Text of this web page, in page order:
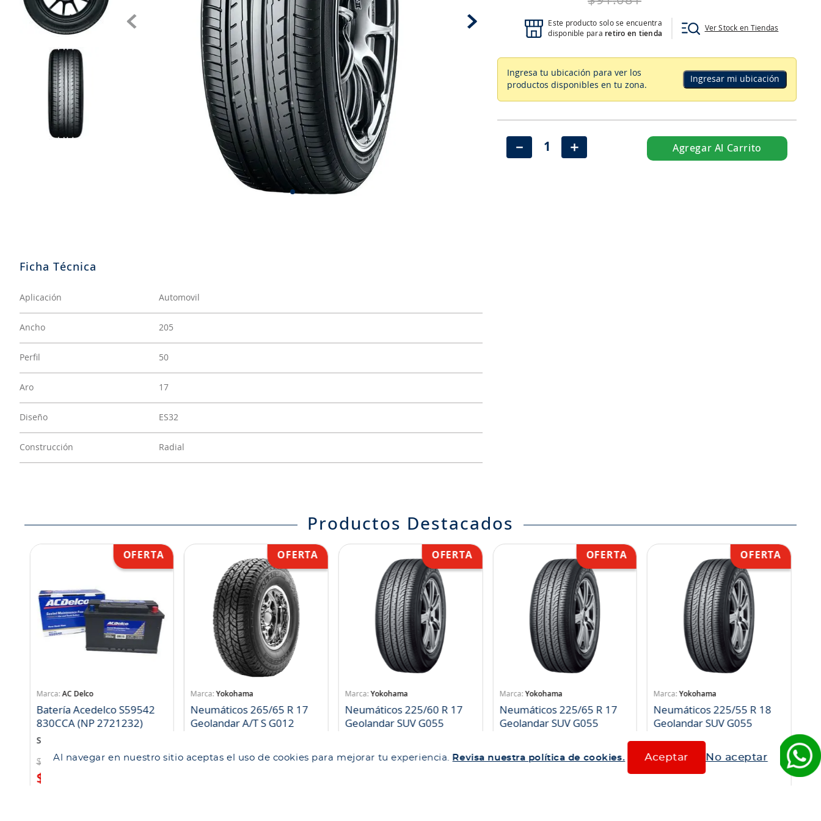
Al navegar en nuestro sitio aceptas el uso de cookies para mejorar tu experiencia. Revisa nuestra política de cookies. Aceptar No aceptar
Aplicación Automovil
Ancho 205
Perfil 50
Aro 17
Diseño ES32
Construcción Radial
Este producto solo se encuentra
disponible para retiro en tienda
Ver Stock en Tiendas
Ingresa tu ubicación para ver los
productos disponibles en tu zona.
Ingresar mi ubicación
＋
－ Agregar Al Carrito
Productos Destacados
AC Delco
Batería Acedelco S59542
830CCA (NP 2721232)
SKU
$ 191.720
$
Yokohama
Neumáticos 265/65 R 17
Geolandar A/T S G012
$133.476
Yokohama
Neumáticos 225/60 R 17
Geolandar SUV G055
$93.638
Yokohama
Neumáticos 225/65 R 17
Geolandar SUV G055
$104.719
Yokohama
Neumáticos 225/55 R 18
Geolandar SUV G055
SKU:1052950
$112.159
$103.186
10. jockey john deere